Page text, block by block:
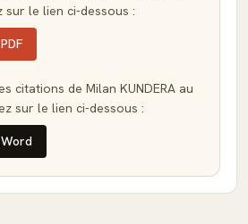
sur le lien ci-dessous :
citations de Milan KUNDERA au
sur le lien ci-dessous :